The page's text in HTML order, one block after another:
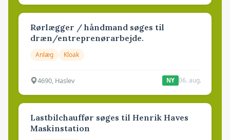
Rørlægger / håndmand søges til
dræn/entreprenørarbejde.
Anlæg Kloak
4690, Haslev NY 06. aug.
Lastbilchauffør søges til Henrik Haves
Maskinstation